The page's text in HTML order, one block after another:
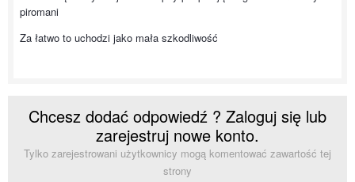
piromani
Za łatwo to uchodzi jako mała szkodliwość
Chcesz dodać odpowiedź ? Zaloguj się lub
zarejestruj nowe konto.
Tylko zarejestrowani użytkownicy mogą komentować zawartość tej
strony